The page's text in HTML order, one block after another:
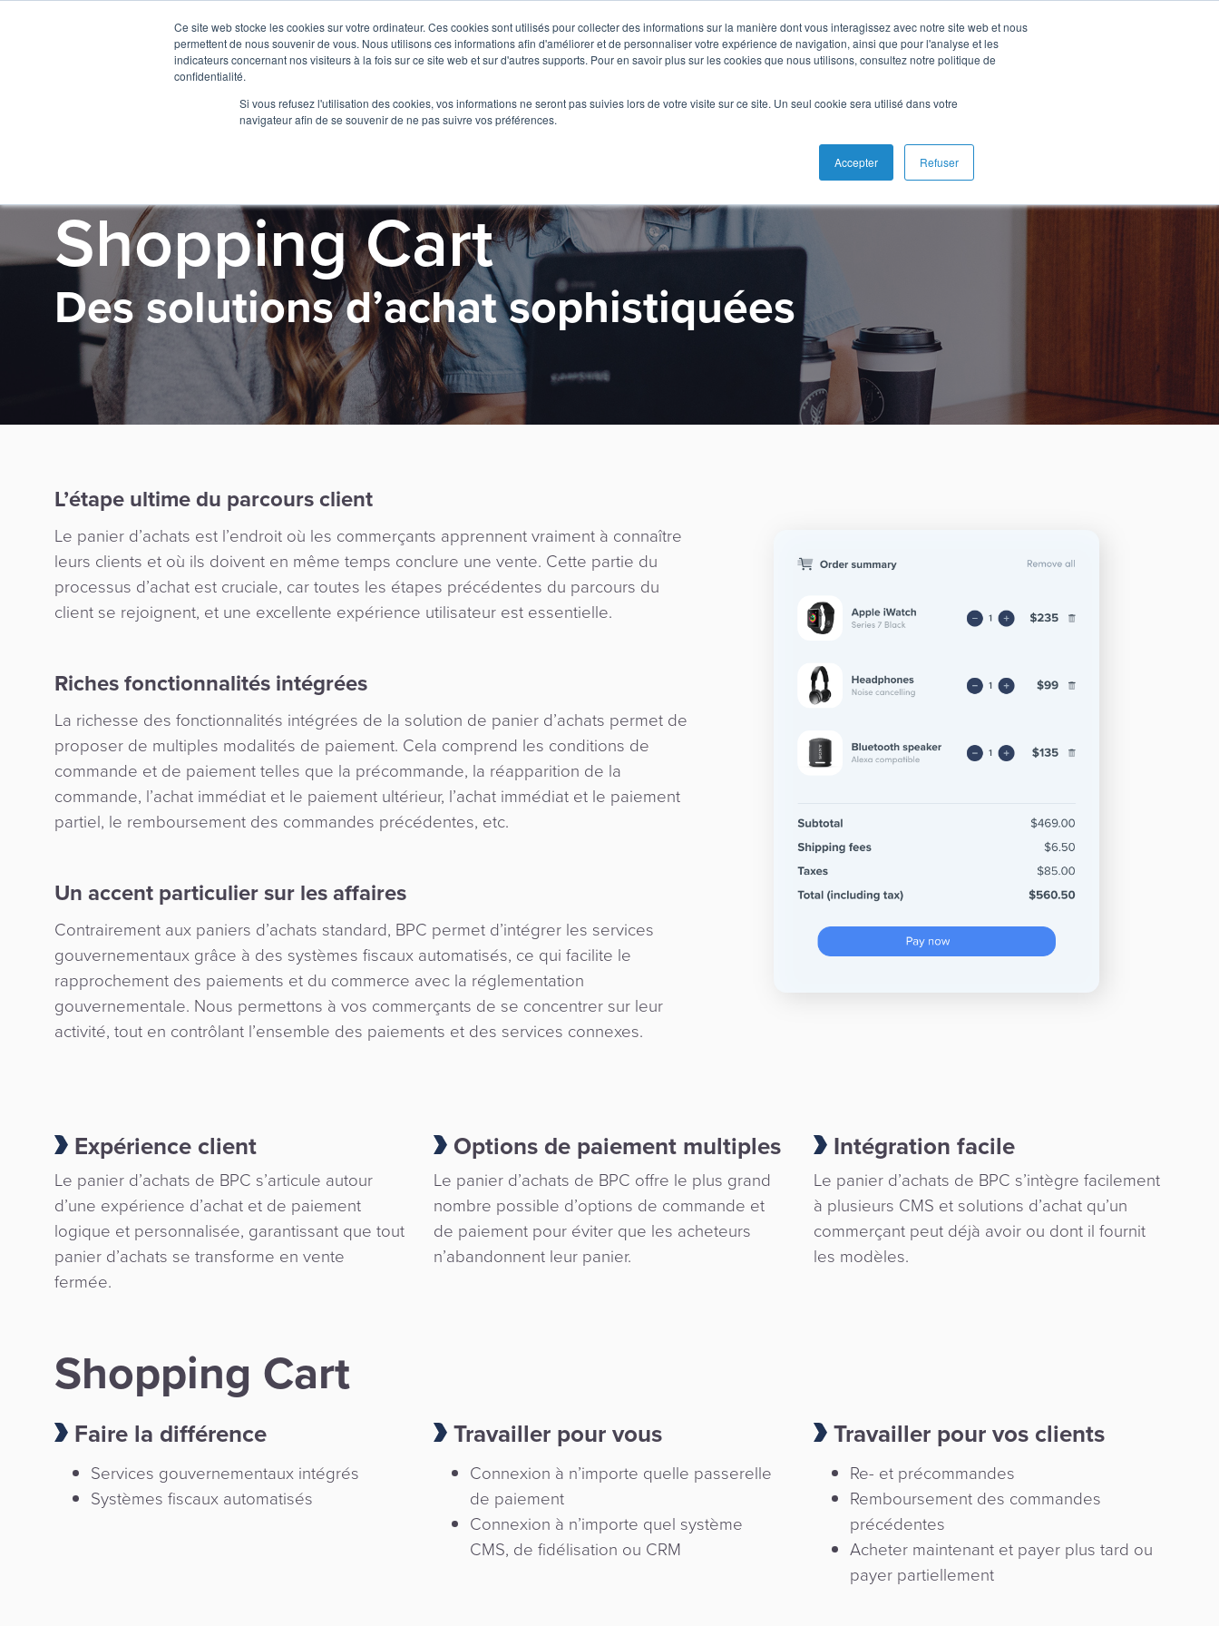
Ce site web stocke les cookies sur votre ordinateur. Ces cookies sont utilisés pour collecter des informations sur la manière dont vous interagissez avec notre site web et nous
permettent de nous souvenir de vous. Nous utilisons ces informations afin d'améliorer et de personnaliser votre expérience de navigation, ainsi que pour l'analyse et les
indicateurs concernant nos visiteurs à la fois sur ce site web et sur d'autres supports. Pour en savoir plus sur les cookies que nous utilisons, consultez notre politique de
confidentialité.
Si vous refusez l'utilisation des cookies, vos informations ne seront pas suivies lors de votre visite sur ce site. Un seul cookie sera utilisé dans votre
navigateur afin de se souvenir de ne pas suivre vos préférences.
Accepter Refuser
Shopping Cart
Des solutions d’achat sophistiquées
L’étape ultime du parcours client
Le panier d’achats est l’endroit où les commerçants apprennent vraiment à connaître
leurs clients et où ils doivent en même temps conclure une vente. Cette partie du
processus d’achat est cruciale, car toutes les étapes précédentes du parcours du
client se rejoignent, et une excellente expérience utilisateur est essentielle.
Riches fonctionnalités intégrées
La richesse des fonctionnalités intégrées de la solution de panier d’achats permet de
proposer de multiples modalités de paiement. Cela comprend les conditions de
commande et de paiement telles que la précommande, la réapparition de la
commande, l’achat immédiat et le paiement ultérieur, l’achat immédiat et le paiement
partiel, le remboursement des commandes précédentes, etc.
Un accent particulier sur les affaires
Contrairement aux paniers d’achats standard, BPC permet d’intégrer les services
gouvernementaux grâce à des systèmes fiscaux automatisés, ce qui facilite le
rapprochement des paiements et du commerce avec la réglementation
gouvernementale. Nous permettons à vos commerçants de se concentrer sur leur
activité, tout en contrôlant l’ensemble des paiements et des services connexes.
Expérience client
Le panier d’achats de BPC s’articule autour
d’une expérience d’achat et de paiement
logique et personnalisée, garantissant que tout
panier d’achats se transforme en vente
fermée.
Options de paiement multiples
Le panier d’achats de BPC offre le plus grand
nombre possible d’options de commande et
de paiement pour éviter que les acheteurs
n’abandonnent leur panier.
Intégration facile
Le panier d’achats de BPC s’intègre facilement
à plusieurs CMS et solutions d’achat qu’un
commerçant peut déjà avoir ou dont il fournit
les modèles.
Shopping Cart
Faire la différence
Services gouvernementaux intégrés
Systèmes fiscaux automatisés
Travailler pour vous
Connexion à n’importe quelle passerelle
de paiement
Connexion à n’importe quel système
CMS, de fidélisation ou CRM
Travailler pour vos clients
Re- et précommandes
Remboursement des commandes
précédentes
Acheter maintenant et payer plus tard ou
payer partiellement